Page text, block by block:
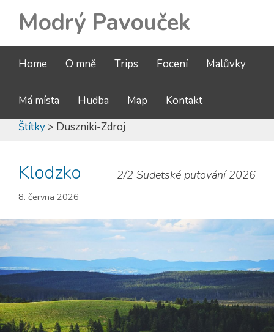
Modrý Pavouček
Home O mně Trips Focení Malůvky
Má místa Hudba Map
Kontakt
Štítky> Duszniki-Zdroj
Klodzko 2/2 Sudetské putování 2026
8. června 2026